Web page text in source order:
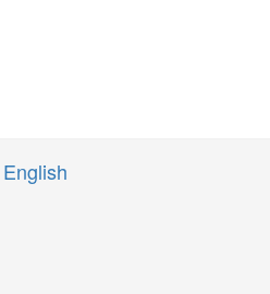
English